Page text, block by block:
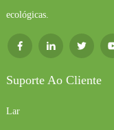
ecológicas.
Suporte Ao Cliente
Lar